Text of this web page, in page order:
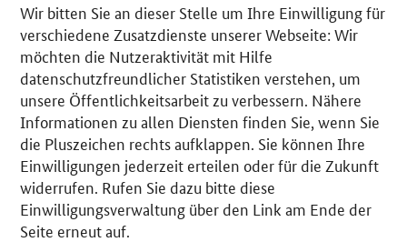
Wir bitten Sie an dieser Stelle um Ihre Einwilligung für
verschiedene Zusatzdienste unserer Webseite: Wir
möchten die Nutzeraktivität mit Hilfe
datenschutzfreundlicher Statistiken verstehen, um
unsere Öffentlichkeitsarbeit zu verbessern. Nähere
Informationen zu allen Diensten finden Sie, wenn Sie
die Pluszeichen rechts aufklappen. Sie können Ihre
Einwilligungen jederzeit erteilen oder für die Zukunft
widerrufen. Rufen Sie dazu bitte diese
Einwilligungsverwaltung über den Link am Ende der
Seite erneut auf.